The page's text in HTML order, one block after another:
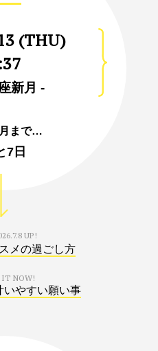
(THU)
新月 -
まで…
7日
UP!
メの過ごし方
IT NOW!
いやすい願い事